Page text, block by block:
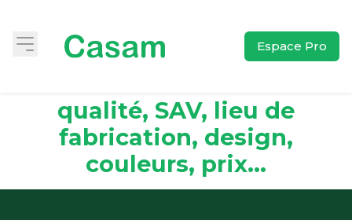
Espace Pro
qualité, SAV, lieu de
fabrication, design,
couleurs, prix...